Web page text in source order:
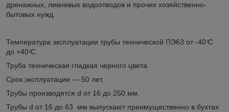
дренажных, ливневых водоотводов и прочих хозяйственно-
бытовых нужд.
Температура эксплуатации трубы технической ПЭ63 от ‑40 ͦС
до +40 ͦС.
Труба техническая гладкая черного цвета.
Срок эксплуатации — 50 лет.
Трубы производятся d от 16 до 250 мм.
Трубы d от 16 до 63 мм выпускают преимущественно в бухтах